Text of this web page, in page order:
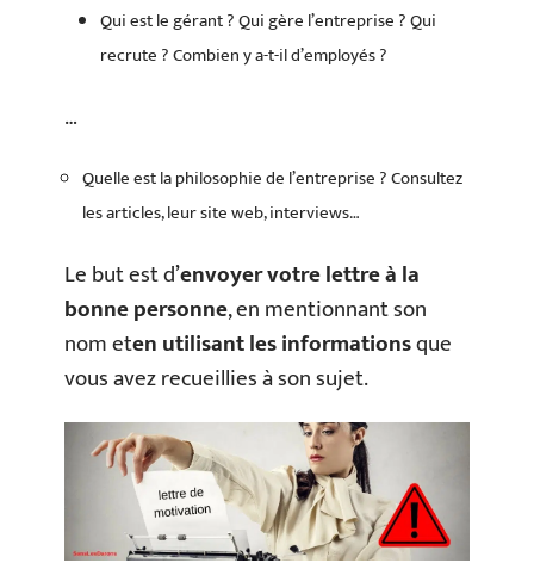
Qui est le gérant ? Qui gère l’entreprise ? Qui
recrute ? Combien y a-t-il d’employés ?
…
Quelle est la philosophie de l’entreprise ? Consultez
les articles, leur site web, interviews…
Le but est d’envoyer votre lettre à la
bonne personne, en mentionnant son
nom eten utilisant les informationsque
vous avez recueillies à son sujet.